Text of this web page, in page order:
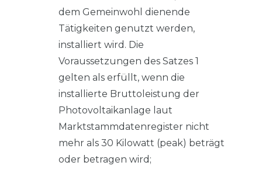
dem Gemeinwohl dienende
Tätigkeiten genutzt werden,
installiert wird. Die
Voraussetzungen des Satzes 1
gelten als erfüllt, wenn die
installierte Bruttoleistung der
Photovoltaikanlage laut
Marktstammdatenregister nicht
mehr als 30 Kilowatt (peak) beträgt
oder betragen wird;